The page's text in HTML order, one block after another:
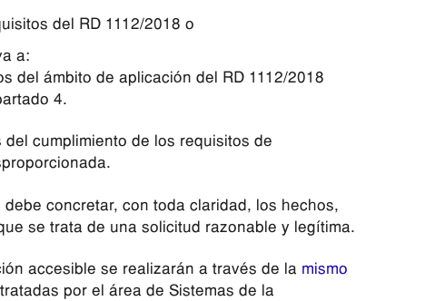
del RD 1112/2018 o
a:
de aplicación del RD 1112/2018
4.
de los requisitos de
concretar, con toda claridad, los hechos,
se trata de una solicitud razonable y legítima.
accesible se realizarán a través de la mismo
por el área de Sistemas de la